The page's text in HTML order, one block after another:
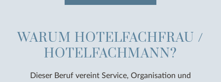
WARUM HOTELFACHFRAU /
HOTELFACHMANN?
Dieser Beruf vereint Service, Organisation und